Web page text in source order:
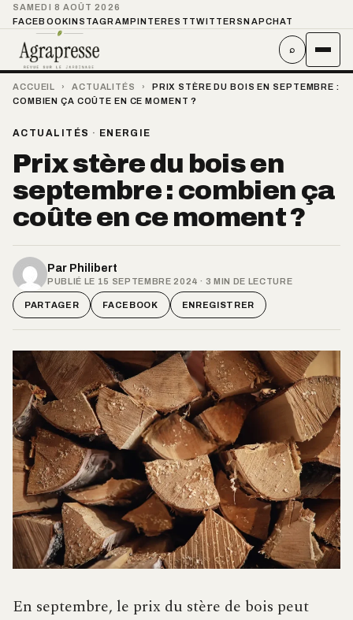
SAMEDI 8 AOÛT 2026
FACEBOOKINSTAGRAMPINTEREST TWITTER SNAPCHAT
⌕
ACCUEIL › ACTUALITÉS ›
PRIX STÈRE DU BOIS EN SEPTEMBRE :
COMBIEN ÇA COÛTE EN CE MOMENT ?
ACTUALITÉS · ENERGIE
Prix stère du bois en
septembre : combien ça
coûte en ce moment ?
Par Philibert
PUBLIÉ LE 15 SEPTEMBRE 2024 · 3 MIN DE LECTURE
PARTAGER FACEBOOK ENREGISTRER
En septembre, le prix du stère de bois peut